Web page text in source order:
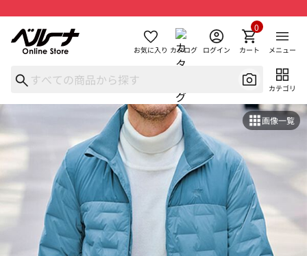
お気に入り カタログ ログイン カート
0
メニュー
カテゴリ
画像一覧